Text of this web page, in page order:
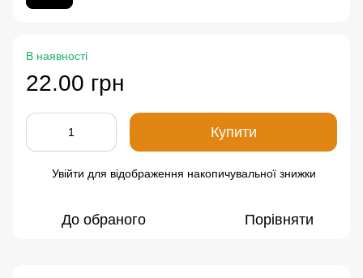
В наявності
22.00 грн
Купити
Увійти для відображення накопичувальної знижки
До обраного Порівняти